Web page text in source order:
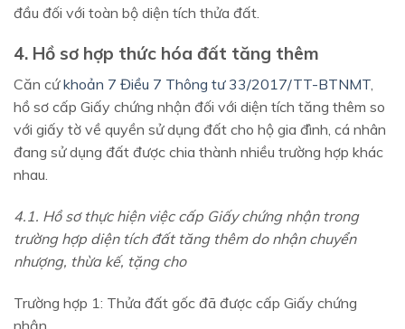
đầu đối với toàn bộ diện tích thửa đất.
4. Hồ sơ hợp thức hóa đất tăng thêm
Căn cứkhoản 7 Điều 7 Thông tư 33/2017/TT-BTNMT,
hồ sơ cấp Giấy chứng nhận đối với diện tích tăng thêm so
với giấy tờ về quyền sử dụng đất cho hộ gia đình, cá nhân
đang sử dụng đất được chia thành nhiều trường hợp khác
nhau.
4.1. Hồ sơ thực hiện việc cấp Giấy chứng nhận trong
trường hợp diện tích đất tăng thêm do nhận chuyển
nhượng, thừa kế, tặng cho
Trường hợp 1: Thửa đất gốc đã được cấp Giấy chứng
nhận